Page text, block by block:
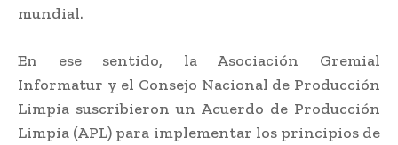
mundial.
En ese sentido, la Asociación Gremial
Informatur y el Consejo Nacional de Producción
Limpia suscribieron un Acuerdo de Producción
Limpia (APL) para implementar los principios de